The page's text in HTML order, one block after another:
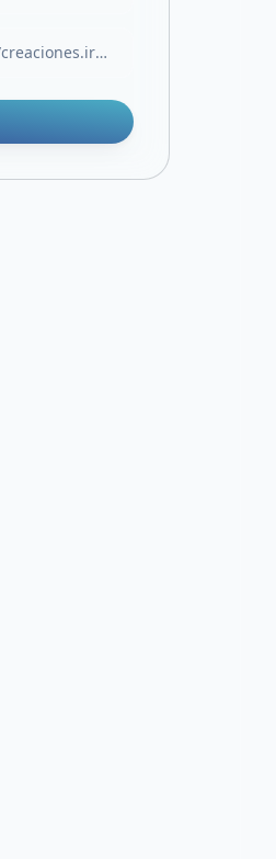
https://www.instagram.com/creaciones.irupe/